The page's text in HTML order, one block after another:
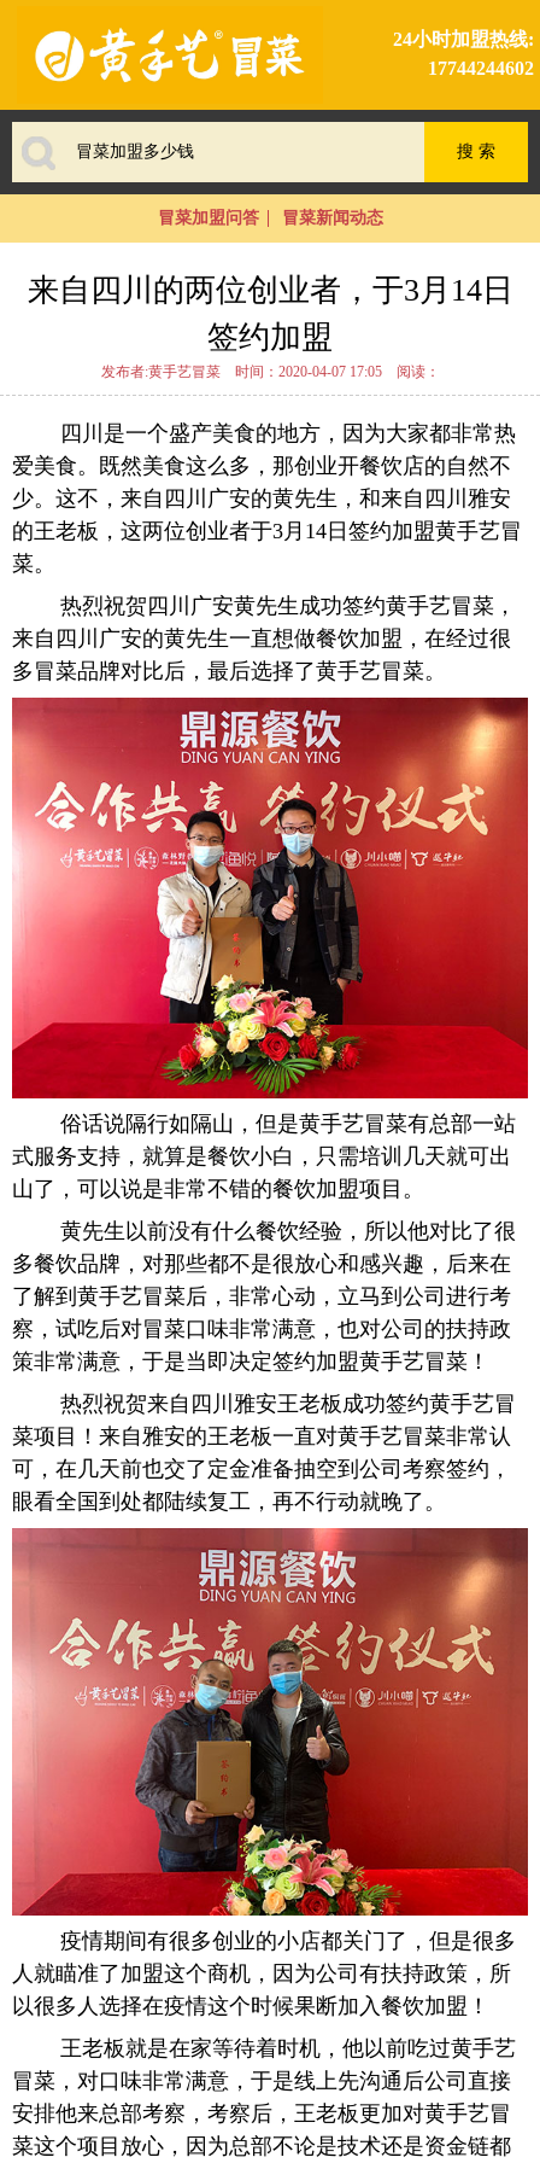
24小时加盟热线:
17744244602
冒菜加盟问答 冒菜新闻动态
来自四川的两位创业者，于3月14日
签约加盟
发布者:黄手艺冒菜 时间：2020-04-07 17:05 阅读：
四川是一个盛产美食的地方，因为大家都非常热
爱美食。既然美食这么多，那创业开餐饮店的自然不
少。这不，来自四川广安的黄先生，和来自四川雅安
的王老板，这两位创业者于3月14日签约加盟黄手艺冒
菜。
热烈祝贺四川广安黄先生成功签约黄手艺冒菜，
来自四川广安的黄先生一直想做餐饮加盟，在经过很
多冒菜品牌对比后，最后选择了黄手艺冒菜。
俗话说隔行如隔山，但是黄手艺冒菜有总部一站
式服务支持，就算是餐饮小白，只需培训几天就可出
山了，可以说是非常不错的餐饮加盟项目。
黄先生以前没有什么餐饮经验，所以他对比了很
多餐饮品牌，对那些都不是很放心和感兴趣，后来在
了解到黄手艺冒菜后，非常心动，立马到公司进行考
察，试吃后对冒菜口味非常满意，也对公司的扶持政
策非常满意，于是当即决定签约加盟黄手艺冒菜！
热烈祝贺来自四川雅安王老板成功签约黄手艺冒
菜项目！来自雅安的王老板一直对黄手艺冒菜非常认
可，在几天前也交了定金准备抽空到公司考察签约，
眼看全国到处都陆续复工，再不行动就晚了。
疫情期间有很多创业的小店都关门了，但是很多
人就瞄准了加盟这个商机，因为公司有扶持政策，所
以很多人选择在疫情这个时候果断加入餐饮加盟！
王老板就是在家等待着时机，他以前吃过黄手艺
冒菜，对口味非常满意，于是线上先沟通后公司直接
安排他来总部考察，考察后，王老板更加对黄手艺冒
菜这个项目放心，因为总部不论是技术还是资金链都